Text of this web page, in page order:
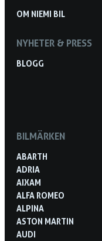
OM NIEMI BIL
NYHETER & PRESS
BLOGG
BILMÄRKEN
ABARTH
ADRIA
AIXAM
ALFA ROMEO
ALPINA
ASTON MARTIN
AUDI